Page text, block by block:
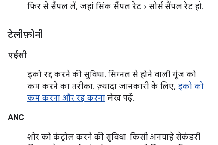
फिर से सैंपल लें, जहां सिंक सैंपल रेट > सोर्स सैंपल रेट हो.
टेलीफ़ोनी
एईसी
इको रद्द करने की सुविधा. सिग्नल से होने वाली गूंज को
कम करने का तरीका. ज़्यादा जानकारी के लिए, इको को
कम करना और रद्द करना लेख पढ़ें.
ANC
शोर को कंट्रोल करने की सुविधा. किसी अनचाहे सेकंडरी